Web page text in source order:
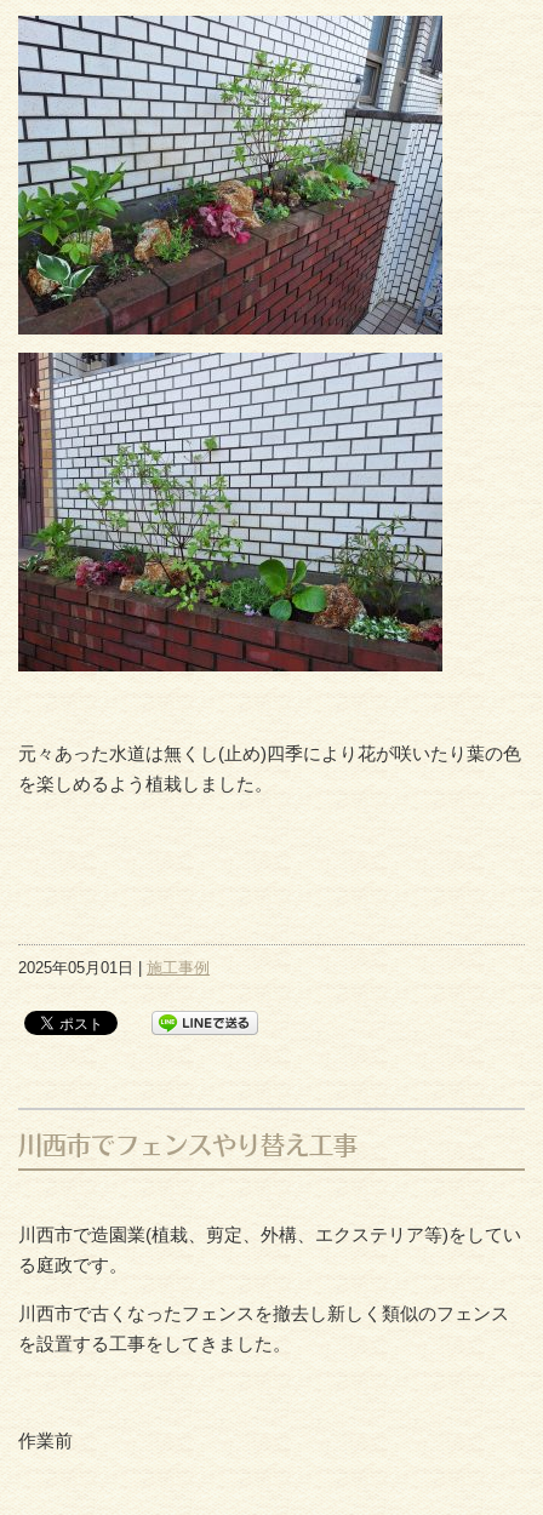
元々あった水道は無くし(止め)四季により花が咲いたり葉の色
を楽しめるよう植栽しました。
2025年05月01日 | 施工事例
川西市でフェンスやり替え工事
川西市で造園業(植栽、剪定、外構、エクステリア等)をしてい
る庭政です。
川西市で古くなったフェンスを撤去し新しく類似のフェンス
を設置する工事をしてきました。
作業前